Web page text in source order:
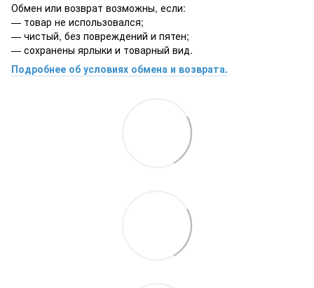
Обмен или возврат возможны, если:
— товар не использовался;
— чистый, без повреждений и пятен;
— сохранены ярлыки и товарный вид.
Подробнее об условиях обмена и возврата.